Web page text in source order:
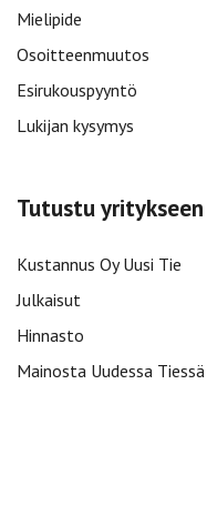
Mielipide
Osoitteenmuutos
Esirukouspyyntö
Lukijan kysymys
Tutustu yritykseen
Kustannus Oy Uusi Tie
Julkaisut
Hinnasto
Mainosta Uudessa Tiessä